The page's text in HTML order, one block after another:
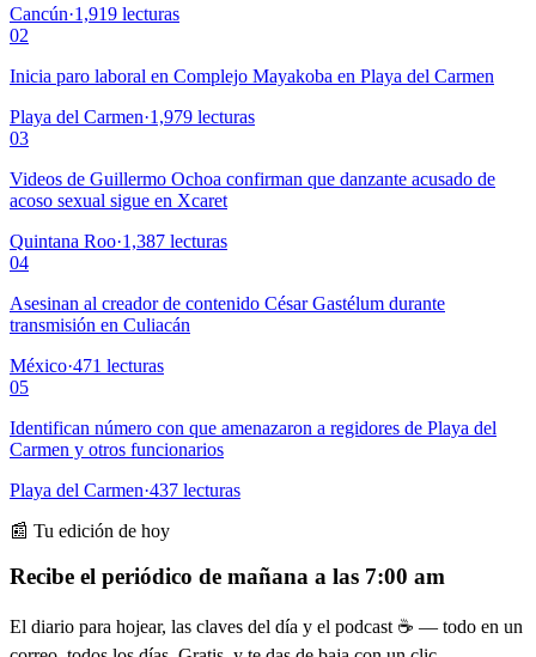
Cancún·1,919 lecturas
02
Inicia paro laboral en Complejo Mayakoba en Playa del Carmen
Playa del Carmen·1,979 lecturas
03
Videos de Guillermo Ochoa confirman que danzante acusado de
acoso sexual sigue en Xcaret
Quintana Roo·1,387 lecturas
04
Asesinan al creador de contenido César Gastélum durante
transmisión en Culiacán
México·471 lecturas
05
Identifican número con que amenazaron a regidores de Playa del
Carmen y otros funcionarios
Playa del Carmen·437 lecturas
📰 Tu edición de hoy
Recibe el periódico de mañana a las 7:00 am
El diario para hojear, las claves del día y el podcast ☕ — todo en un